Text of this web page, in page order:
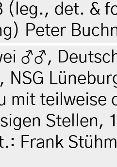
(leg., det. &
Peter
♂♂,
NSG
mit teilweise
Stellen,
Frank